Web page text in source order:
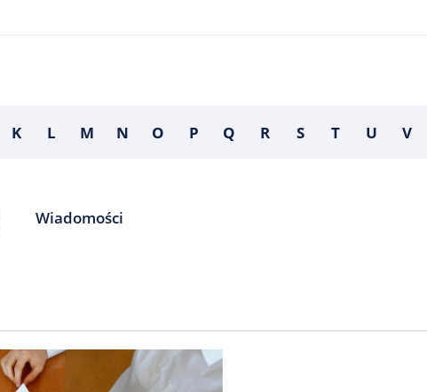
K L M N O P Q R S T U V
Wiadomości